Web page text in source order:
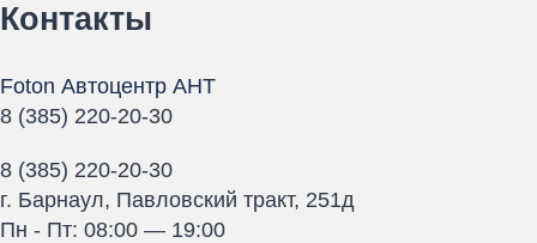
Контакты
Foton Автоцентр АНТ
8 (385) 220-20-30
8 (385) 220-20-30
г. Барнаул, Павловский тракт, 251д
Пн - Пт: 08:00 — 19:00